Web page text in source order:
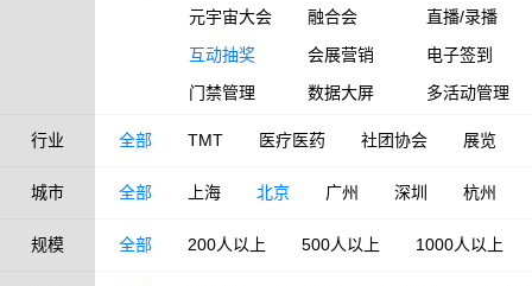
元宇宙大会
融合会
直播/录播
互动抽奖
会展营销
电子签到
门禁管理
数据大屏 多活动管理
行业 全部 TMT 医疗医药 社团协会 展览
城市 全部 上海 北京 广州 深圳 杭州
规模 全部 200人以上 500人以上 1000人以上